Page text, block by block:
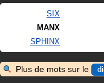
SIX
MANX
SPHINX
Plus de mots sur le